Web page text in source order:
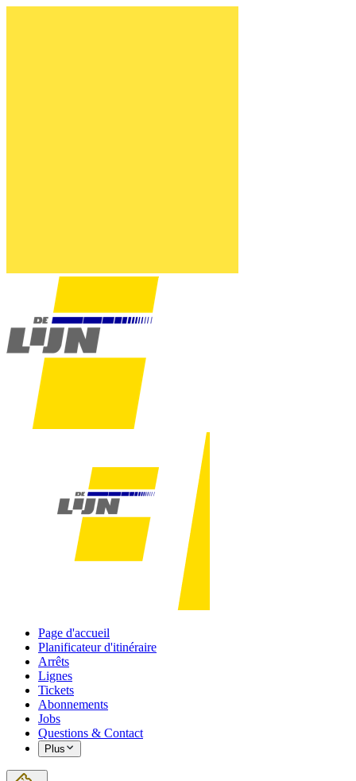
Page d'accueil
Planificateur d'itinéraire
Arrêts
Lignes
Tickets
Abonnements
Jobs
Questions & Contact
Plus